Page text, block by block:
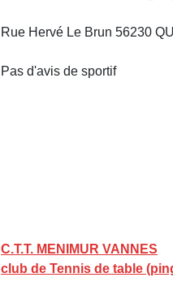
Rue Hervé Le Brun 56230
Pas d'avis de sportif
C.T.T. MENIMUR VANNES
club de Tennis de table